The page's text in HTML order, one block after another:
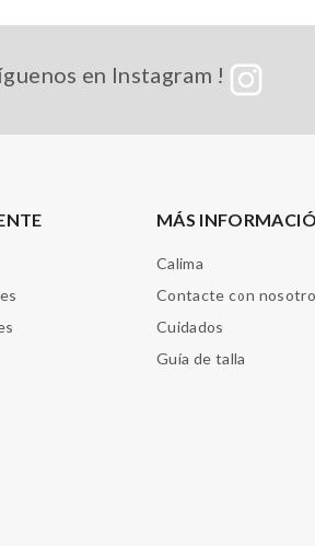
en Instagram !
MÁS
Calima
Contacte con
Cuidados
Guía de talla